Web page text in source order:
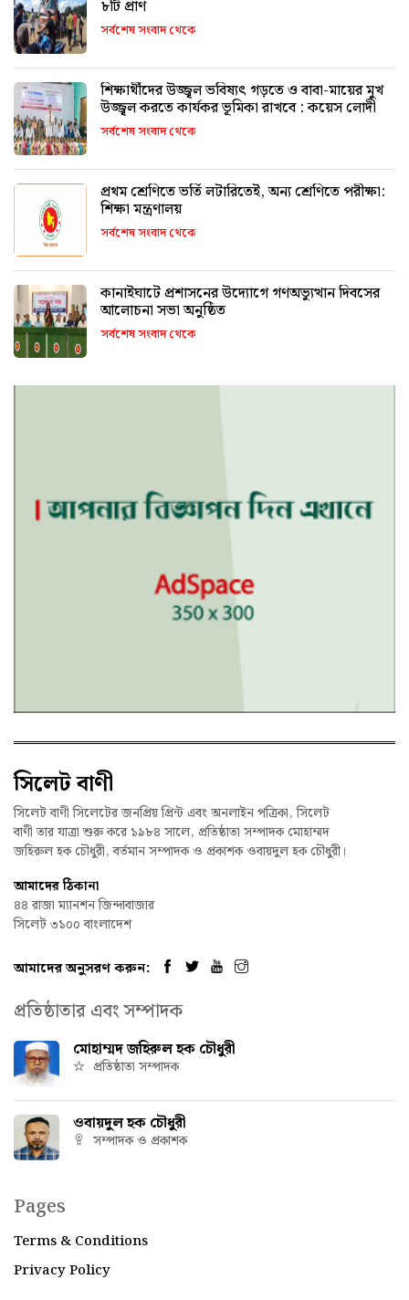
৮টি প্রাণ
সর্বশেষ সংবাদ থেকে
শিক্ষার্থীদের উজ্জ্বল ভবিষ্যৎ গড়তে ও বাবা-মায়ের মুখ
উজ্জ্বল করতে কার্যকর ভূমিকা রাখবে : কয়েস লোদী
সর্বশেষ সংবাদ থেকে
প্রথম শ্রেণিতে ভর্তি লটারিতেই, অন্য শ্রেণিতে পরীক্ষা:
শিক্ষা মন্ত্রণালয়
সর্বশেষ সংবাদ থেকে
কানাইঘাটে প্রশাসনের উদ্যোগে গণঅভ্যুত্থান দিবসের
আলোচনা সভা অনুষ্ঠিত
সর্বশেষ সংবাদ থেকে
সিলেট বাণী
সিলেট বাণী সিলেটের জনপ্রিয় প্রিন্ট এবং অনলাইন পত্রিকা, সিলেট
বাণী তার যাত্রা শুরু করে ১৯৮৪ সালে, প্রতিষ্ঠাতা সম্পাদক মোহাম্মদ
জহিরুল হক চৌধুরী, বর্তমান সম্পাদক ও প্রকাশক ওবায়দুল হক চৌধুরী।
আমাদের ঠিকানা
৪৪ রাজা ম্যানশন জিন্দাবাজার
সিলেট ৩১০০ বাংলাদেশ
আমাদের অনুসরণ করুন:
প্রতিষ্ঠাতার এবং সম্পাদক
মোহাম্মদ জহিরুল হক চৌধুরী
প্রতিষ্ঠাতা সম্পাদক
ওবায়দুল হক চৌধুরী
সম্পাদক ও প্রকাশক
Pages
Terms & Conditions
Privacy Policy